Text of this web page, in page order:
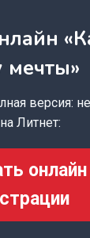
версия:
Литнет: